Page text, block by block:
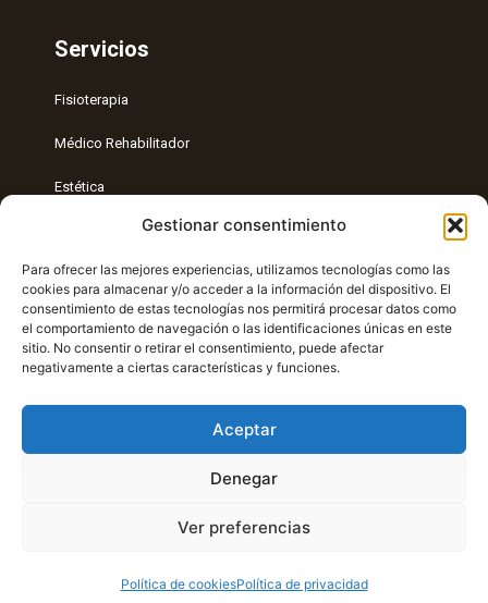
Gestionar consentimiento
Para ofrecer las mejores experiencias, utilizamos tecnologías como las
cookies para almacenar y/o acceder a la información del dispositivo. El
consentimiento de estas tecnologías nos permitirá procesar datos como
el comportamiento de navegación o las identificaciones únicas en este
sitio. No consentir o retirar el consentimiento, puede afectar
negativamente a ciertas características y funciones.
Aceptar
Denegar
Ver preferencias
Política de cookiesPolítica de privacidad
Servicios
Fisioterapia
Médico Rehabilitador
Estética
Entrenamiento Personal
Radiología intervencionista
Nutrición
Entrenamiento funcional
con 🧡